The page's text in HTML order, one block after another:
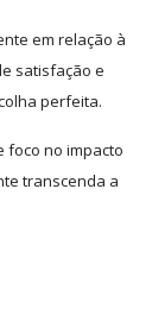
em relação à
satisfação e
perfeita.
foco no impacto
transcenda a